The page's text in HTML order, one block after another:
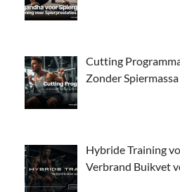
Cutting
Zonder
Hybride Training
Verbrand Buikvet